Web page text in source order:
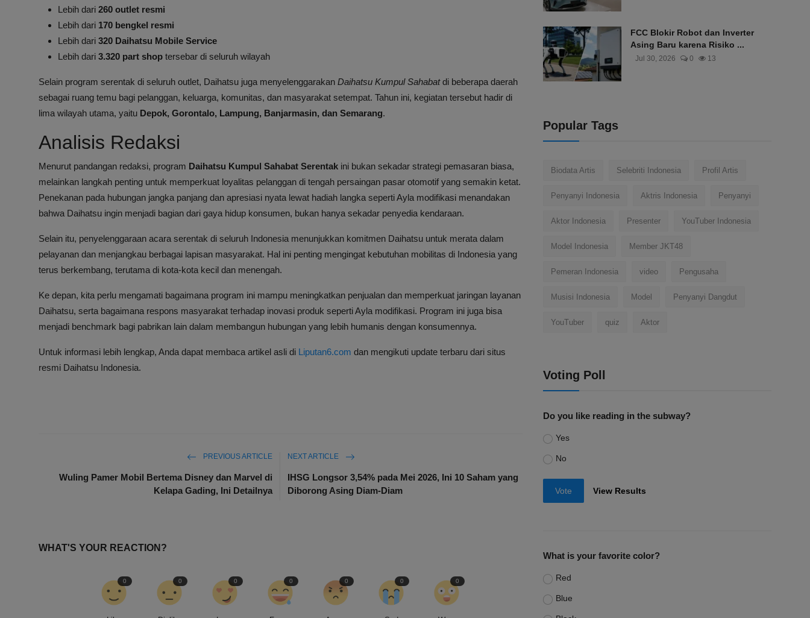
Lebih dari 260 outlet resmi
Lebih dari 170 bengkel resmi
Lebih dari 320 Daihatsu Mobile Service
Lebih dari 3.320 part shop tersebar di seluruh wilayah
Selain program serentak di seluruh outlet, Daihatsu juga menyelenggarakan Daihatsu Kumpul Sahabatdi beberapa daerah
sebagai ruang temu bagi pelanggan, keluarga, komunitas, dan masyarakat setempat. Tahun ini, kegiatan tersebut hadir di
lima wilayah utama, yaitu Depok, Gorontalo, Lampung, Banjarmasin, dan Semarang.
Analisis Redaksi
Menurut pandangan redaksi, program Daihatsu Kumpul Sahabat Serentak ini bukan sekadar strategi pemasaran biasa,
melainkan langkah penting untuk memperkuat loyalitas pelanggan di tengah persaingan pasar otomotif yang semakin ketat.
Penekanan pada hubungan jangka panjang dan apresiasi nyata lewat hadiah langka seperti Ayla modifikasi menandakan
bahwa Daihatsu ingin menjadi bagian dari gaya hidup konsumen, bukan hanya sekadar penyedia kendaraan.
Selain itu, penyelenggaraan acara serentak di seluruh Indonesia menunjukkan komitmen Daihatsu untuk merata dalam
pelayanan dan menjangkau berbagai lapisan masyarakat. Hal ini penting mengingat kebutuhan mobilitas di Indonesia yang
terus berkembang, terutama di kota-kota kecil dan menengah.
Ke depan, kita perlu mengamati bagaimana program ini mampu meningkatkan penjualan dan memperkuat jaringan layanan
Daihatsu, serta bagaimana respons masyarakat terhadap inovasi produk seperti Ayla modifikasi. Program ini juga bisa
menjadi benchmark bagi pabrikan lain dalam membangun hubungan yang lebih humanis dengan konsumennya.
Untuk informasi lebih lengkap, Anda dapat membaca artikel asli di Liputan6.com dan mengikuti update terbaru dari situs
resmi Daihatsu Indonesia.
PREVIOUS ARTICLE
Wuling Pamer Mobil Bertema Disney dan Marvel di
Kelapa Gading, Ini Detailnya
NEXT ARTICLE
IHSG Longsor 3,54% pada Mei 2026, Ini 10 Saham yang
Diborong Asing Diam-Diam
WHAT'S YOUR REACTION?
0 0 0 0 0 0 0
FCC Blokir Robot dan Inverter
Asing Baru karena Risiko ...
Jul 30, 2026 0 13
Popular Tags
Biodata Artis Selebriti Indonesia Profil Artis
Penyanyi Indonesia Aktris Indonesia Penyanyi
Aktor Indonesia Presenter YouTuber Indonesia
Model Indonesia Member JKT48
Pemeran Indonesia video Pengusaha
Musisi Indonesia Model Penyanyi Dangdut
YouTuber quiz Aktor
Voting Poll
Do you like reading in the subway?
Yes
No
Vote View Results
What is your favorite color?
Red
Blue